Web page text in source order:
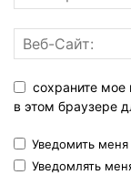
сохраните мое
в этом браузере
Уведомить
Уведомлять